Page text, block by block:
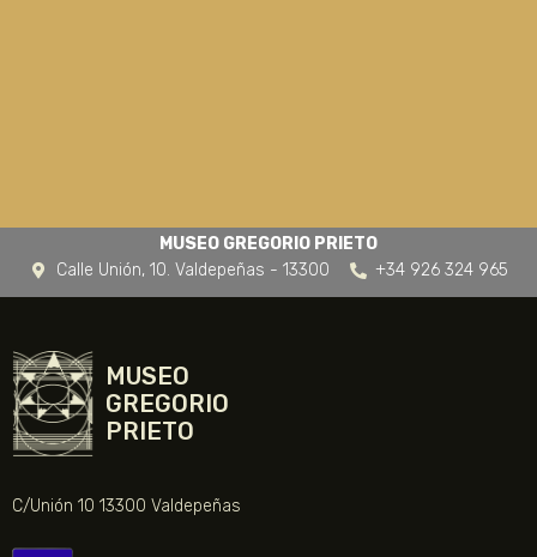
MUSEO GREGORIO PRIETO
Calle Unión, 10. Valdepeñas - 13300
+34 926 324 965
MUSEO
GREGORIO
PRIETO
C/Unión 10 13300 Valdepeñas